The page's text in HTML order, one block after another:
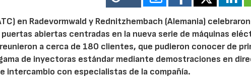
en Radevormwald y Rednitzhembach (Alemania)
abiertas centradas en la nueva serie de máquinas
a cerca de 180 clientes, que pudieron conocer de
de inyectoras estándar mediante demostraciones en
intercambio con especialistas de la compañía.